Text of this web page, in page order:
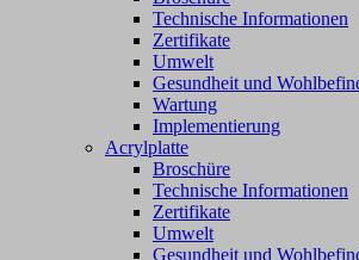
Technische Informationen
Zertifikate
Umwelt
Gesundheit und
Wartung
Implementierung
Acrylplatte
Broschüre
Technische Informationen
Zertifikate
Umwelt
Gesundheit und